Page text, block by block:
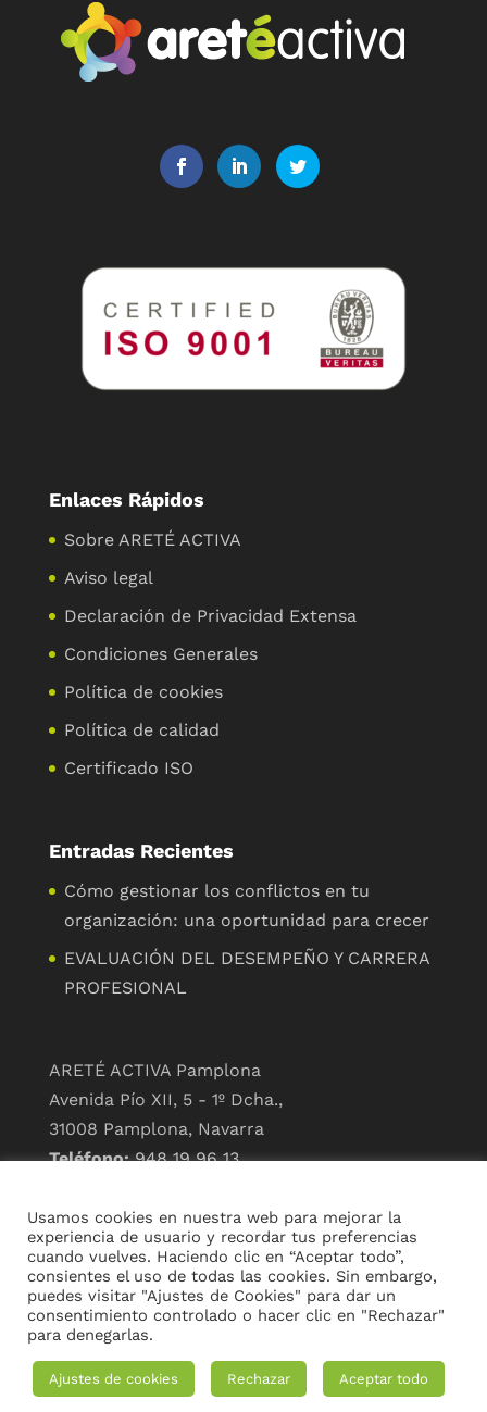
Enlaces Rápidos
Sobre ARETÉ ACTIVA
Aviso legal
Declaración de Privacidad Extensa
Condiciones Generales
Política de cookies
Política de calidad
Certificado ISO
Entradas Recientes
Cómo gestionar los conflictos en tu
organización: una oportunidad para crecer
EVALUACIÓN DEL DESEMPEÑO Y CARRERA
PROFESIONAL
ARETÉ ACTIVA Pamplona
Avenida Pío XII, 5 - 1º Dcha.,
31008 Pamplona, Navarra
Teléfono: 948 19 96 13
ARETÉ ACTIVA Madrid
Paseo de la Castellana, 190,
28046 Madrid
Teléfono: 919 920 111//
info@arete-activa.com
Usamos cookies en nuestra web para mejorar la
experiencia de usuario y recordar tus preferencias
cuando vuelves. Haciendo clic en “Aceptar todo”,
consientes el uso de todas las cookies. Sin embargo,
puedes visitar "Ajustes de Cookies" para dar un
consentimiento controlado o hacer clic en "Rechazar"
para denegarlas.
Ajustes de cookies Rechazar Aceptar todo